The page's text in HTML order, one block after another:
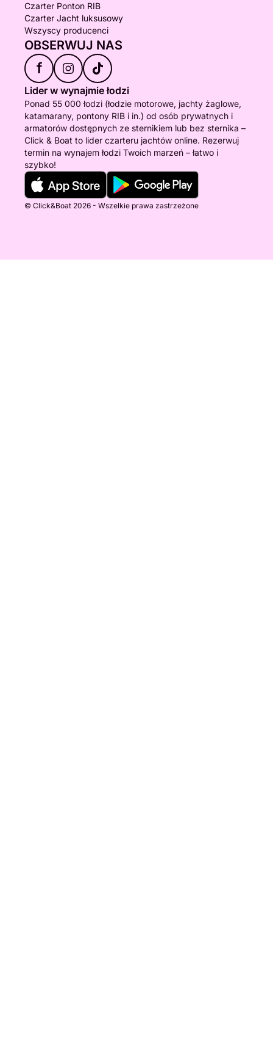
Czarter Ponton RIB
Czarter Jacht luksusowy
Wszyscy producenci
OBSERWUJ NAS
f
Lider w wynajmie łodzi
Ponad 55 000 łodzi (łodzie motorowe, jachty żaglowe,
katamarany, pontony RIB i in.) od osób prywatnych i
armatorów dostępnych ze sternikiem lub bez sternika –
Click & Boat to lider czarteru jachtów online. Rezerwuj
termin na wynajem łodzi Twoich marzeń – łatwo i
szybko!
© Click&Boat 2026 - Wszelkie prawa zastrzeżone